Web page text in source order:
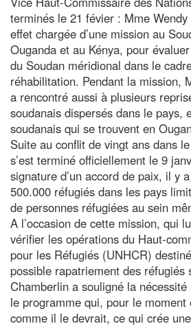
terminés le 21 févier : Mme
effet chargée d’une mission au
Ouganda et au Kénya, pour
du Soudan méridional dans le
réhabilitation. Pendant la mission,
a rencontré aussi à plusieurs
soudanais dispersés dans le pays,
soudanais qui se trouvent en
Suite au conflit de vingt ans dans
s’est terminé officiellement le 9
signature d’un accord de paix, il y
500.000 réfugiés dans les pays
de personnes réfugiées au sein
A l’occasion de cette mission, qui
vérifier les opérations du Haut-
pour les Réfugiés (UNHCR)
possible rapatriement des réfugiés
Chamberlin a souligné la
le programme qui, pour le moment
comme il le devrait, ce qui crée